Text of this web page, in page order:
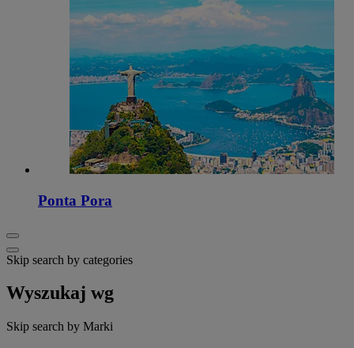
Ponta Pora
Skip search by categories
Wyszukaj wg
Skip search by Marki